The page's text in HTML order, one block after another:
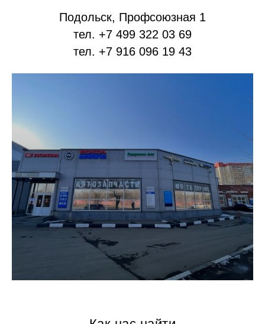
Подольск, Профсоюзная 1
тел. +7 499 322 03 69
тел. +7 916 096 19 43